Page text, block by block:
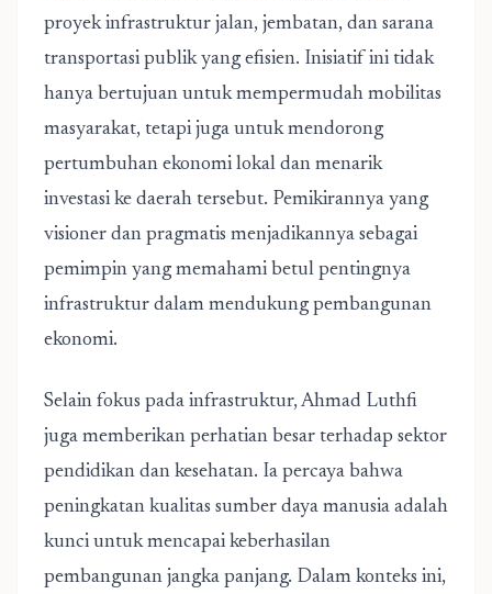
proyek infrastruktur jalan, jembatan, dan sarana
transportasi publik yang efisien. Inisiatif ini tidak
hanya bertujuan untuk mempermudah mobilitas
masyarakat, tetapi juga untuk mendorong
pertumbuhan ekonomi lokal dan menarik
investasi ke daerah tersebut. Pemikirannya yang
visioner dan pragmatis menjadikannya sebagai
pemimpin yang memahami betul pentingnya
infrastruktur dalam mendukung pembangunan
ekonomi.
Selain fokus pada infrastruktur, Ahmad Luthfi
juga memberikan perhatian besar terhadap sektor
pendidikan dan kesehatan. Ia percaya bahwa
peningkatan kualitas sumber daya manusia adalah
kunci untuk mencapai keberhasilan
pembangunan jangka panjang. Dalam konteks ini,